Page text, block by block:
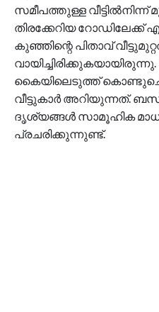
സമീപത്തുള്ള
തിരക്കേറിയ
കുഞ്ഞിന്റെ പിതാവ്
കൈയിലെടുത്ത്
വീട്ടുകാര്‍ അറിയുന്നത്.
ദൃശ്യങ്ങള്‍ സാമൂഹിക
പ്രചരിക്കുന്നുണ്ട്.